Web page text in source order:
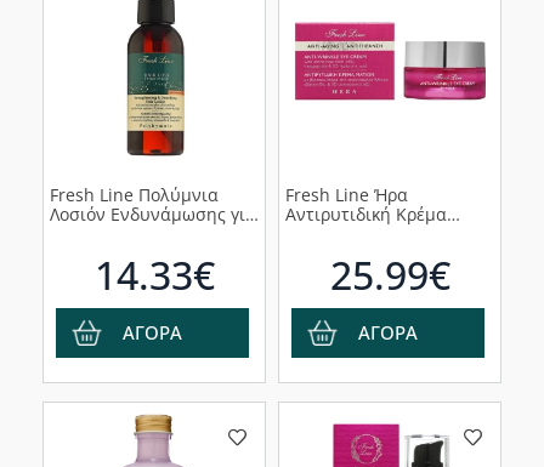
Fresh Line Πολύμνια
Λοσιόν Ενδυνάμωσης για
14.33€
ΑΓΟΡΑ
Fresh Line Ήρα
Αντιρυτιδική Κρέμα
25.99€
ΑΓΟΡΑ